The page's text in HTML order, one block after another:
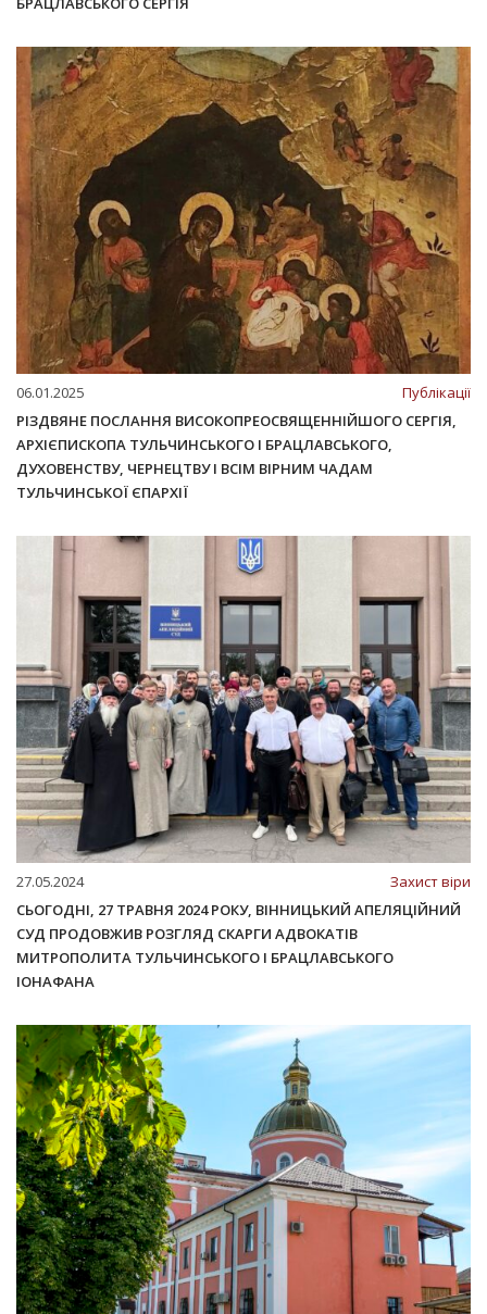
06.01.2025
Публікації
РІЗДВЯНЕ ПОСЛАННЯ ВИСОКОПРЕОСВЯЩЕННІЙШОГО СЕРГІЯ,
АРХІЄПИСКОПА ТУЛЬЧИНСЬКОГО І БРАЦЛАВСЬКОГО,
ДУХОВЕНСТВУ, ЧЕРНЕЦТВУ І ВСІМ ВІРНИМ ЧАДАМ
ТУЛЬЧИНСЬКОЇ ЄПАРХІЇ
27.05.2024
Захист віри
СЬОГОДНІ, 27 ТРАВНЯ 2024 РОКУ, ВІННИЦЬКИЙ АПЕЛЯЦІЙНИЙ
СУД ПРОДОВЖИВ РОЗГЛЯД СКАРГИ АДВОКАТІВ
МИТРОПОЛИТА ТУЛЬЧИНСЬКОГО І БРАЦЛАВСЬКОГО
ІОНАФАНА